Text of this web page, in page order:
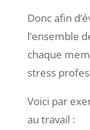
Donc afin
l’ensemble
chaque
stress
Voici par
au travail :